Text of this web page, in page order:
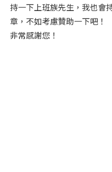
持一下上班族先生，我也會
章，不如考慮贊助一下吧！
非常感謝您！